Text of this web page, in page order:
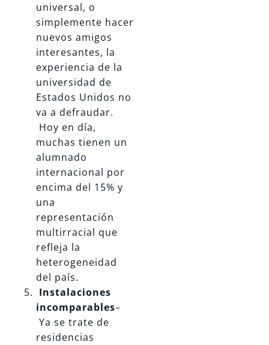
universal, o
simplemente hacer
nuevos amigos
interesantes, la
experiencia de la
universidad de
Estados Unidos no
va a defraudar.
Hoy en día,
muchas tienen un
alumnado
internacional por
encima del 15% y
una
representación
multirracial que
refleja la
heterogeneidad
del país.
Instalaciones
incomparables–
Ya se trate de
residencias